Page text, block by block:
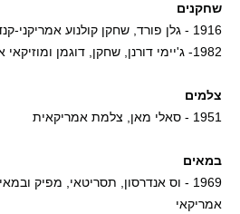
שחקנים
1916 - גלן פורד, שחקן קולנוע אמריקני-קנדי (נפטר ב-2006)
1982- ג'יימי דורנן, שחקן, דוגמן ומוזיקאי אירי
צלמים
1951 - סאלי מאן, צלמת אמריקאית
במאים
1969 - וס אנדרסון, תסריטאי, מפיק
אמריקאי